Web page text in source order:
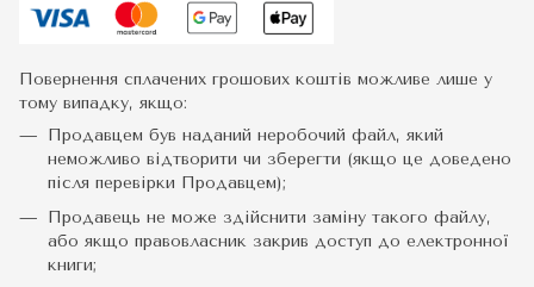
Повернення сплачених грошових коштів можливе лише у
тому випадку, якщо:
Продавцем був наданий неробочий файл, який
неможливо відтворити чи зберегти (якщо це доведено
після перевірки Продавцем);
Продавець не може здійснити заміну такого файлу,
або якщо правовласник закрив доступ до електронної
книги;